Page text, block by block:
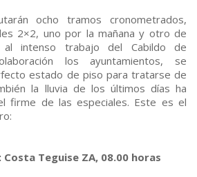
ocho tramos cronometrados,
2×2, uno por la mañana y otro de
intenso trabajo del Cabildo de
los ayuntamientos, se
estado de piso para tratarse de
la lluvia de los últimos días ha
firme de las especiales. Este es el
Costa Teguise ZA, 08.00 horas